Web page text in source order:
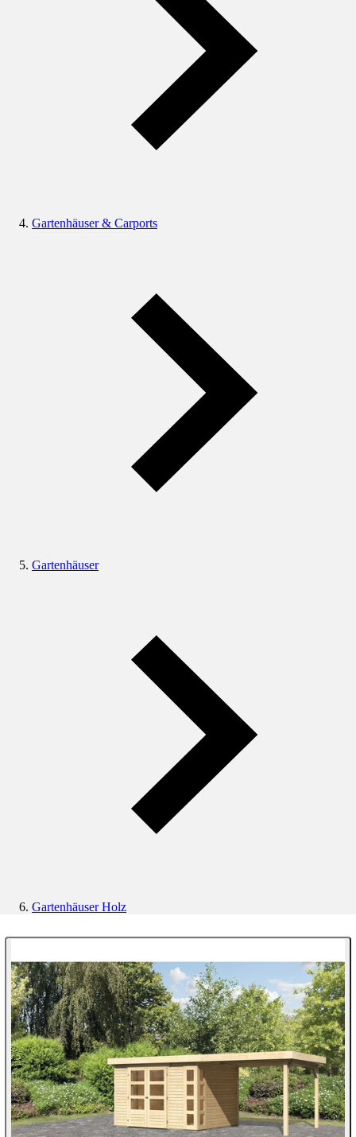
Gartenhäuser & Carports
Gartenhäuser
Gartenhäuser Holz